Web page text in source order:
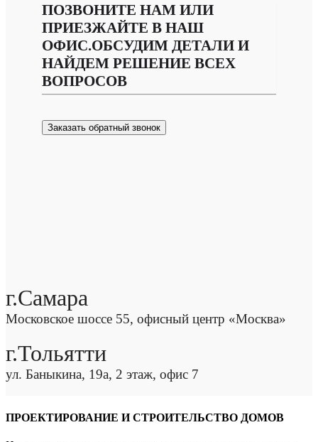
ПОЗВОНИТЕ НАМ ИЛИ
ПРИЕЗЖАЙТЕ В НАШ
ОФИС.ОБСУДИМ ДЕТАЛИ И
НАЙДЕМ РЕШЕНИЕ ВСЕХ
ВОПРОСОВ
Заказать обратный звонок
г.Самара
Московское шоссе 55, офисный центр «Москва»
г.Тольятти
ул. Баныкина, 19а, 2 этаж, офис 7
ПРОЕКТИРОВАНИЕ И СТРОИТЕЛЬСТВО ДОМОВ